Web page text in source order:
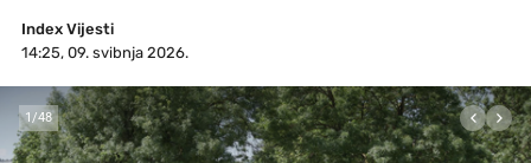
Index Vijesti
14:25, 09. svibnja 2026.
1/48